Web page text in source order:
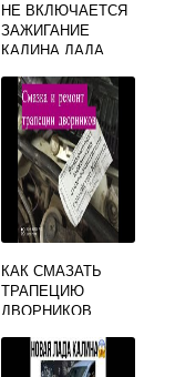
НЕ ВКЛЮЧАЕТСЯ
ЗАЖИГАНИЕ
КАЛИНА ЛАДА
КАК СМАЗАТЬ
ТРАПЕЦИЮ
ДВОРНИКОВ